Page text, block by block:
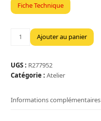
Fiche Technique
quantité
PORTABLE
230
12
Ajouter au panier
UGS : R277952
Catégorie : Atelier
Informations complémentaires